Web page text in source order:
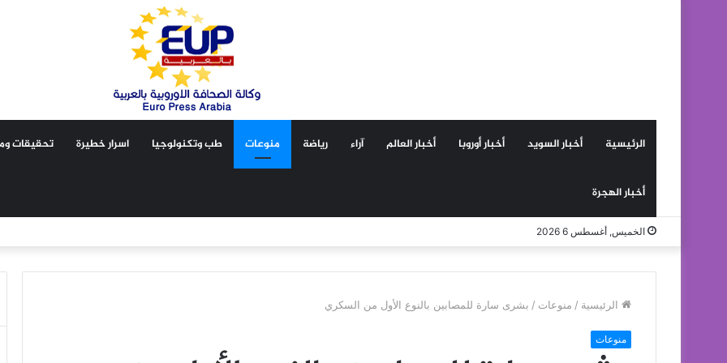
الرئيسية أخبار السويد أخبار أوروبا أخبار العالم آراء رياضة منوعات طب وتكنولوجيا اسرار خطيرة تحقيقات
أخبار الهجرة
الخميس, أغسطس 6 2026
الرئيسية / منوعات / بشرى سارة للمصابين بالنوع الأول من السكري
منوعات